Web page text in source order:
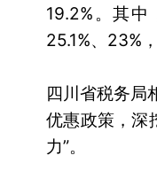
19.2%。其
25.1%、23%
四川省税务局
优惠政策，深
力”。